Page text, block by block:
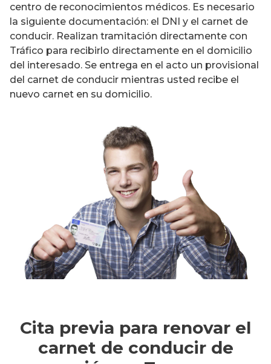
centro de reconocimientos médicos. Es necesario
la siguiente documentación: el DNI y el carnet de
conducir. Realizan tramitación directamente con
Tráfico para recibirlo directamente en el domicilio
del interesado. Se entrega en el acto un provisional
del carnet de conducir mientras usted recibe el
nuevo carnet en su domicilio.
Cita previa para renovar el
carnet de conducir de